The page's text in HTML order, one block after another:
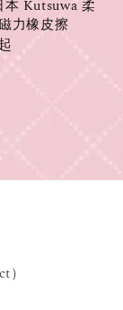
Kutsuwa 柔
力橡皮擦